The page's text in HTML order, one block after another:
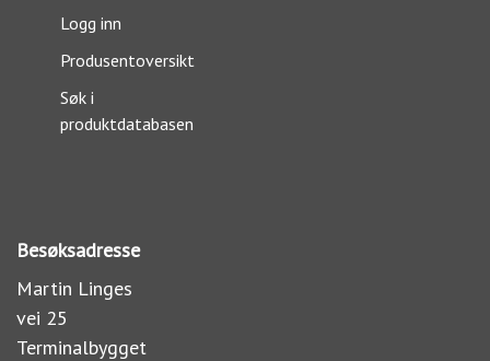
Logg inn
Produsentoversikt
Søk i
produktdatabasen
Besøksadresse
Martin Linges
vei 25
Terminalbygget